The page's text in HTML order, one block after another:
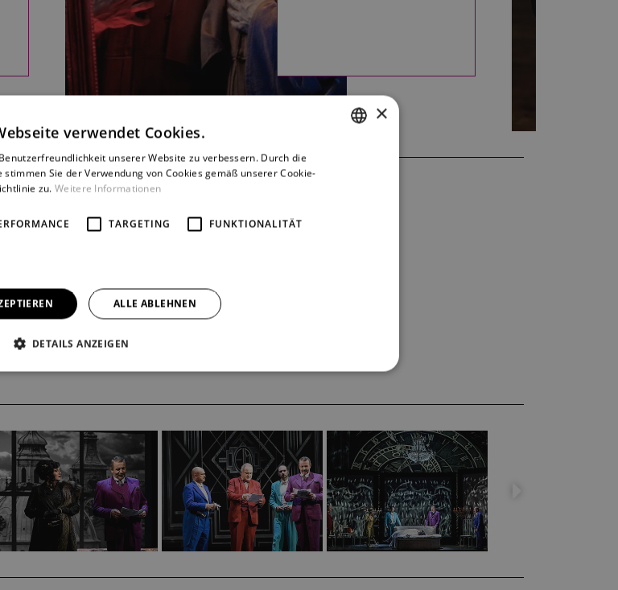
×
verwendet Cookies.
unserer Website zu verbessern. Durch die
Sie der Verwendung von Cookies gemäß unserer Cookie-
zu. Weitere Informationen
TARGETING FUNKTIONALITÄT
ALLE ABLEHNEN
DETAILS ANZEIGEN